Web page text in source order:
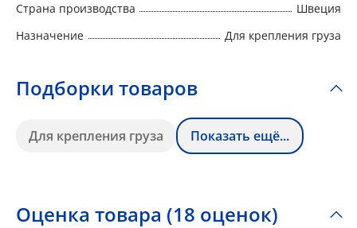
Страна производства
Швеция
Назначение
Для крепления груза
Подборки товаров
Для крепления груза Показать ещё...
Оценка товара (18 оценок)